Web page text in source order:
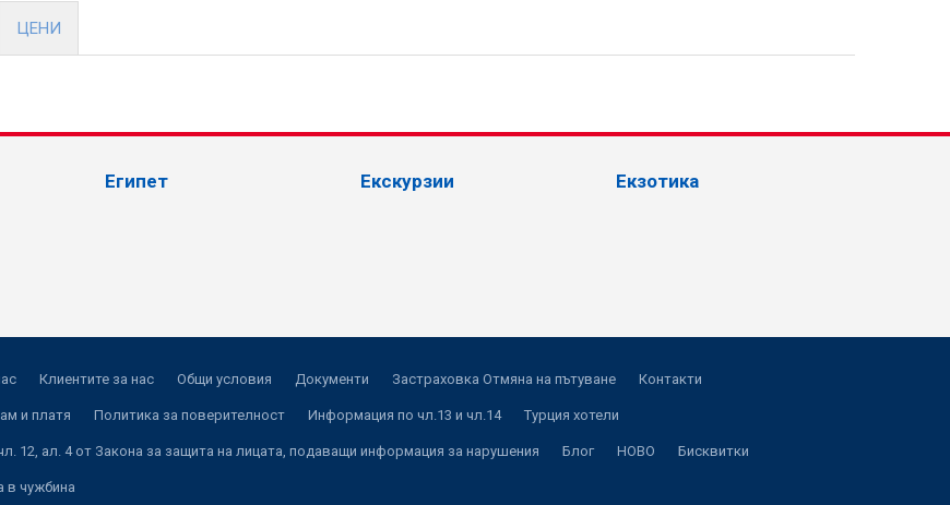
ЦЕНИ
Египет Екскурзии Екзотика
Клиентите за нас Общи условия Документи Застраховка Отмяна на пътуване Контакти
и платя Политика за поверителност Информация по чл.13 и чл.14 Турция хотели
12, ал. 4 от Закона за защита на лицата, подаващи информация за нарушения Блог НОВО Бисквитки
в чужбина